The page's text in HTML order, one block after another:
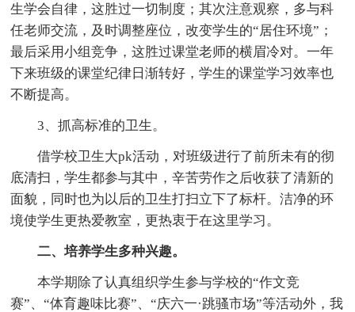
生学会自律，这胜过一切制度；其次注意观察，多与科
任老师交流，及时调整座位，改变学生的“居住环境”；
最后采用小组竞争，这胜过课堂老师的横眉冷对。一年
下来班级的课堂纪律日渐转好，学生的课堂学习效率也
不断提高。
3、抓高标准的卫生。
借学校卫生大pk活动，对班级进行了前所未有的彻
底清扫，学生都参与其中，辛苦劳作之后收获了清新的
面貌，同时也为以后的卫生打扫立下了标杆。洁净的环
境使学生更热爱教室，更热衷于在这里学习。
二、培养学生多种兴趣。
本学期除了认真组织学生参与学校的“作文竞
赛”、“体育趣味比赛”、“庆六一·跳骚市场”等活动外，我